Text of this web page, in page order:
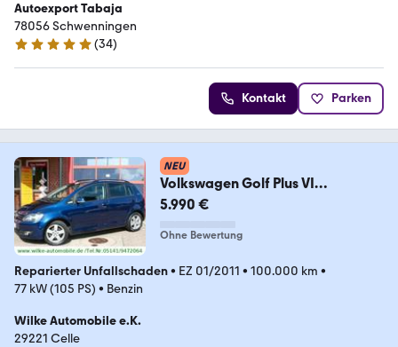
Autoexport Tabaja
78056 Schwenningen
5 Sterne
(34)
Kontakt Parken
NEU
Volkswagen Golf Plus VI
Team+1.Hand+Sitzheizg.+Tempom
5.990 €
Ohne Bewertung
Reparierter Unfallschaden• EZ 01/2011 • 100.000 km •
77 kW (105 PS) • Benzin
Wilke Automobile e.K.
29221 Celle